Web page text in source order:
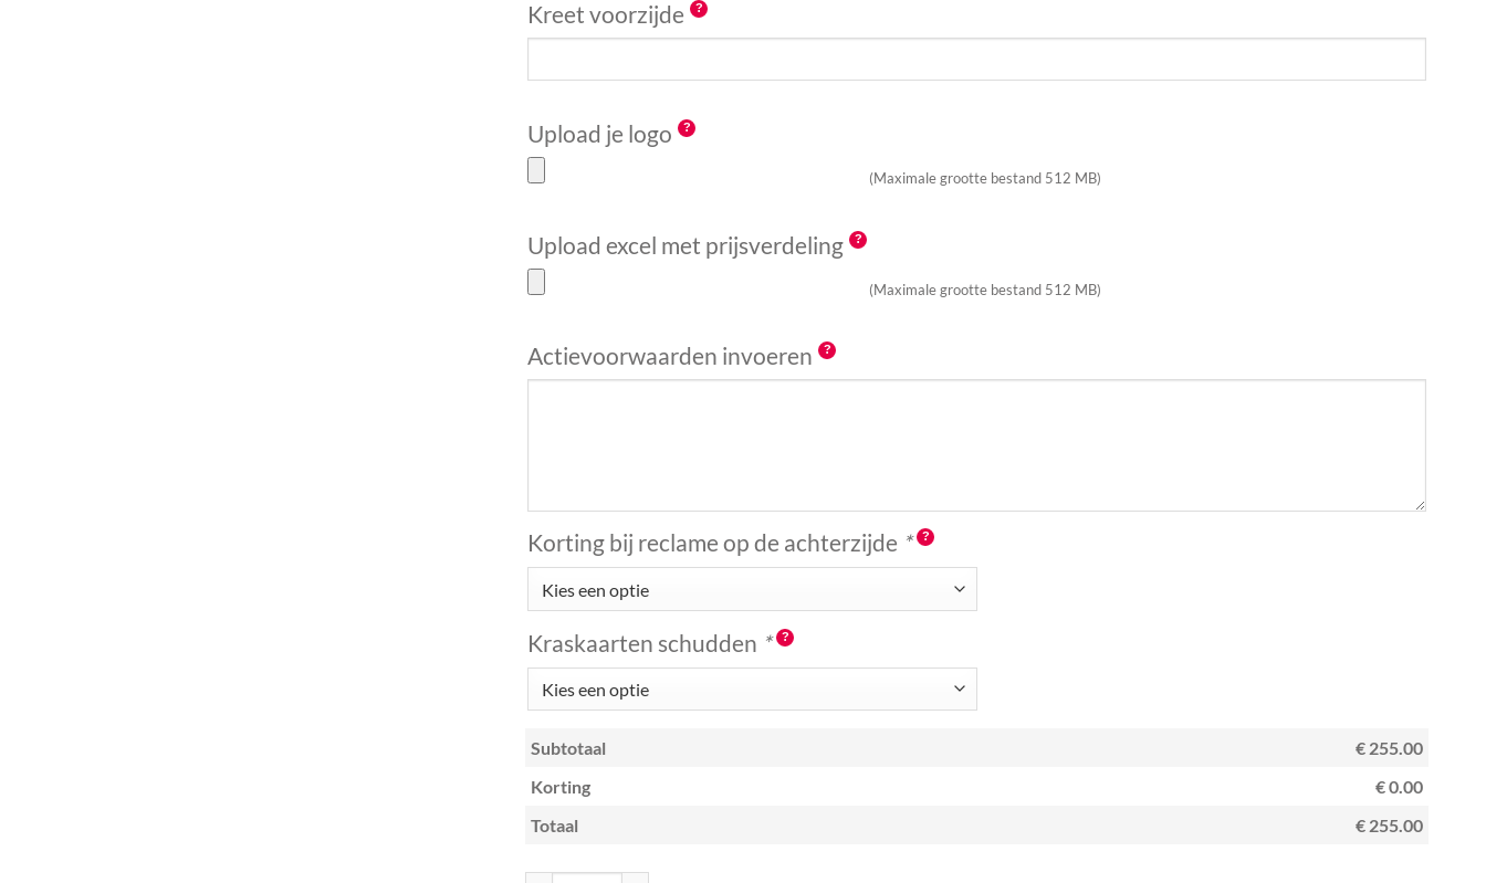
Kreet voorzijde
Upload je logo
(Maximale grootte bestand 512 MB)
Upload excel met prijsverdeling
(Maximale grootte bestand 512 MB)
Actievoorwaarden invoeren
Korting bij reclame op de achterzijde *
Kraskaarten schudden *
Subtotaal
€ 255.00
Korting
€ 0.00
Totaal
€ 255.00